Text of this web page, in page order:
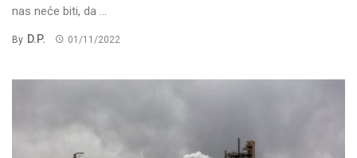
nas neće biti, da ...
By D.P. 01/11/2022